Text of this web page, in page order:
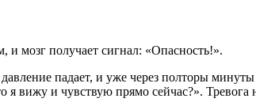
и мозг получает сигнал: «Опасность!».
падает, и уже через полторы
я вижу и чувствую прямо сейчас?».